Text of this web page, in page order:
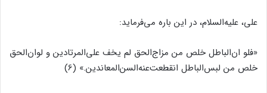
على، علیه‌‌السلام، در این باره مى‌‌فرماید:
«فلو ان‌‌الباطل خلص من مزاج‌‌الحق لم یخف على‌‌المرتادین و لوان‌‌الحق
خلص من لبس‌‌الباطل انقطعت‌‌عنه‌‌السن‌‌المعاندین.» (6)